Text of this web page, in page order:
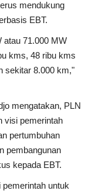
mendukung
EBT.
71.000 MW
kms, 48 ribu kms
sekitar 8.000 km,"
mengatakan, PLN
visi pemerintah
pertumbuhan
pembangunan
kepada EBT.
untuk